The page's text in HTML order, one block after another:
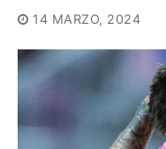
14 MARZO, 2024